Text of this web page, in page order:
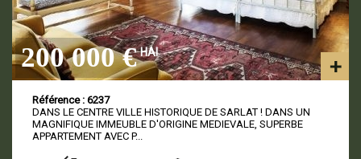
200 000 € HAI
Référence : 6237
DANS LE CENTRE VILLE HISTORIQUE DE SARLAT ! DANS UN
MAGNIFIQUE IMMEUBLE D'ORIGINE MEDIEVALE, SUPERBE
APPARTEMENT AVEC P...